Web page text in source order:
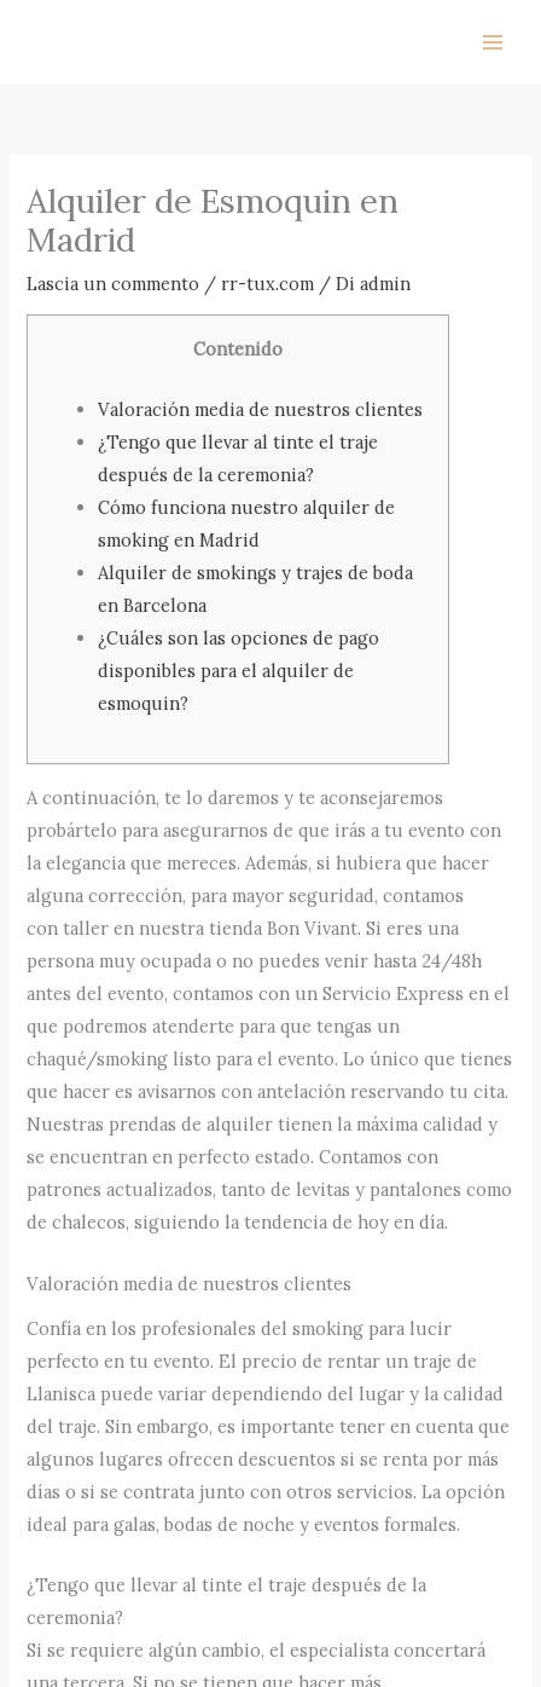
Alquiler de Esmoquin en
Madrid
Lascia un commento /rr-tux.com / Diadmin
Contenido
Valoración media de nuestros clientes
¿Tengo que llevar al tinte el traje
después de la ceremonia?
Cómo funciona nuestro alquiler de
smoking en Madrid
Alquiler de smokings y trajes de boda
en Barcelona
¿Cuáles son las opciones de pago
disponibles para el alquiler de
esmoquin?
A continuación, te lo daremos y te aconsejaremos
probártelo para asegurarnos de que irás a tu evento con
la elegancia que mereces. Además, si hubiera que hacer
alguna corrección, para mayor seguridad, contamos
con taller en nuestra tienda Bon Vivant. Si eres una
persona muy ocupada o no puedes venir hasta 24/48h
antes del evento, contamos con un Servicio Express en el
que podremos atenderte para que tengas un
chaqué/smoking listo para el evento. Lo único que tienes
que hacer es avisarnos con antelación reservando tu cita.
Nuestras prendas de alquiler tienen la máxima calidad y
se encuentran en perfecto estado. Contamos con
patrones actualizados, tanto de levitas y pantalones como
de chalecos, siguiendo la tendencia de hoy en día.
Valoración media de nuestros clientes
Confía en los profesionales del smoking para lucir
perfecto en tu evento. El precio de rentar un traje de
Llanisca puede variar dependiendo del lugar y la calidad
del traje. Sin embargo, es importante tener en cuenta que
algunos lugares ofrecen descuentos si se renta por más
días o si se contrata junto con otros servicios. La opción
ideal para galas, bodas de noche y eventos formales.
¿Tengo que llevar al tinte el traje después de la
ceremonia?
Si se requiere algún cambio, el especialista concertará